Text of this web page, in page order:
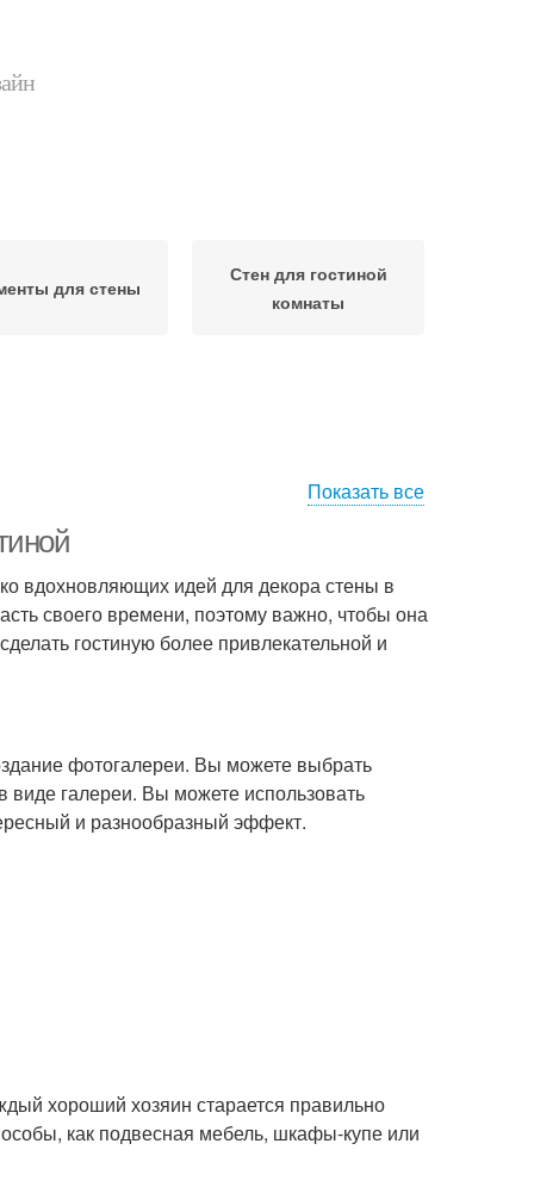
для стены
Стен для гостиной
комнаты
Показать все
вдохновляющих идей для декора стены в
своего времени, поэтому важно, чтобы она
гостиную более привлекательной и
фотогалереи. Вы можете выбрать
галереи. Вы можете использовать
и разнообразный эффект.
хороший хозяин старается правильно
как подвесная мебель, шкафы-купе или